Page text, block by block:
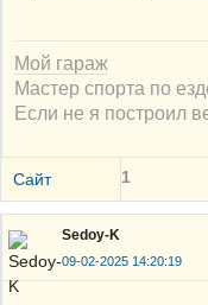
Мой гараж
Мастер спорта по
Если не я построил
Сайт 1
Sedoy-K
09-02-2025 14:20:19